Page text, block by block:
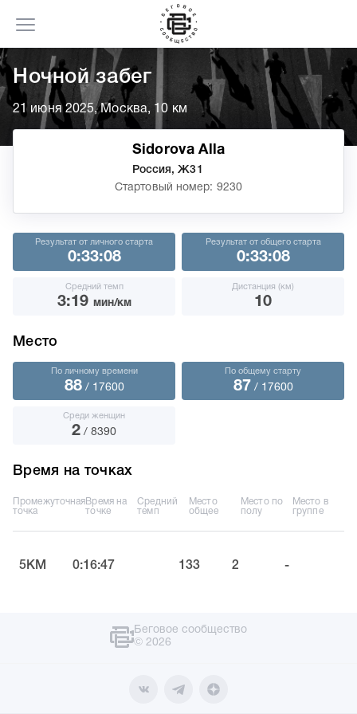
Ночной забег
21 июня 2025, Москва, 10 км
Sidorova Alla
Россия, Ж31
Стартовый номер: 9230
Результат от личного старта
0:33:08
Результат от общего старта
0:33:08
Средний темп
3:19 мин/км
Дистанция (км)
10
Место
По личному времени
88/ 17600
По общему старту
87 / 17600
Среди женщин
2 / 8390
Время на точках
Промежуточная
точка
Время на
точке
Средний
темп
Место
общее
Место по
полу
Место в
группе
5KM 0:16:47 133 2 -
Беговое сообщество
© 2026